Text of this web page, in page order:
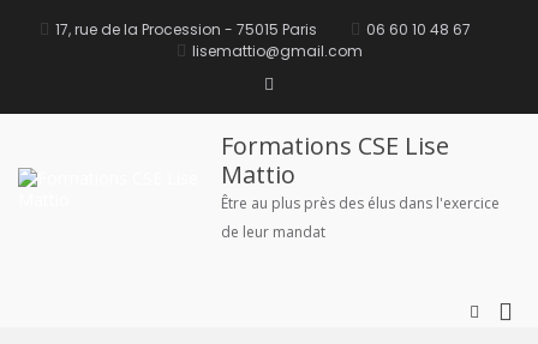
principal17, rue de la Procession - 75015 Paris
06 60 10 48 67
lisemattio@gmail.com
Formations CSE Lise
Mattio
Être au plus près des élus dans l'exercice
de leur mandat
Afficher